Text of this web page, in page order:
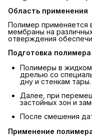
Область применения
Полимер применяется
мембраны на
отверждения
Подготовка полимера
Полимеры в жидком
дрелью со
дну и стенкам тары.
Далее, при
застойных зон и
После смешения
Применение